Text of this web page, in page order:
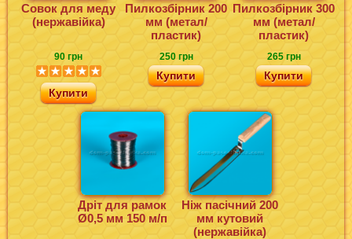
Совок для меду
(нержавійка)
90 грн
Купити
Пилкозбірник 200
мм (метал/
пластик)
250 грн
Купити
Пилкозбірник 300
мм (метал/
пластик)
265 грн
Купити
Дріт для рамок
Ø0,5 мм 150 м/п
Ніж пасічний 200
мм кутовий
(нержавійка)